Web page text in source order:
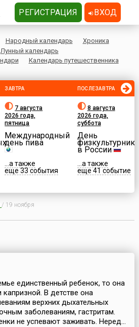
Народный календарь
Хроника
Лунный календарь
Календарь путешественника
ЗАВТРА
7 августа
2026 года,
пятница
Международный
день пива
...а также
еще 33 события
ПОСЛЕЗАВТРА
8 августа
2026 года,
суббота
День
физкультурника
в России
...а также
еще 41 событие
/ 19 ноября
единственный ребенок, то она
капризной. В детстве она
верхних дыхательных
заболеваниям, гастритам.
не успевают заживать. Неред...
РЕГИСТРАЦИЯ ВХОД